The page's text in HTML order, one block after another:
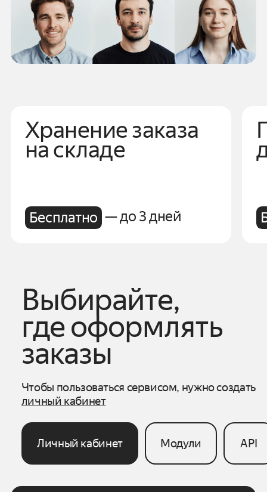
Хранение заказа
на складе
Бесплатно — до 3 дней
Выбирайте,
где оформлять
заказы
Чтобы пользоваться сервисом, нужно создать
личный кабинет
Личный кабинет Модули API